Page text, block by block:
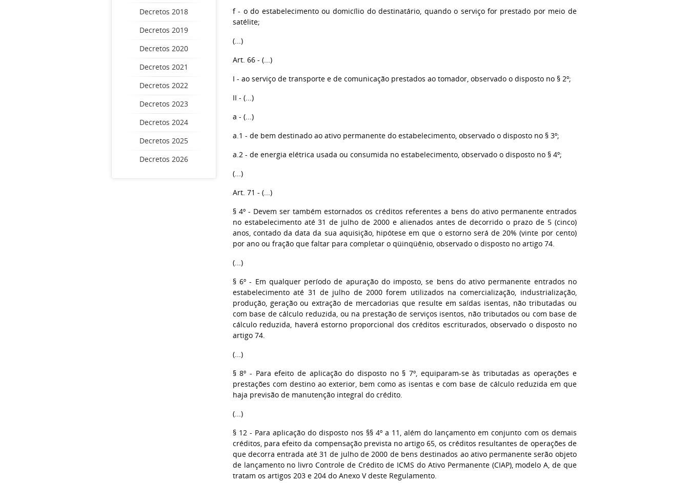
Decretos 2018
Decretos 2019
Decretos 2020
Decretos 2021
Decretos 2022
Decretos 2023
Decretos 2024
Decretos 2025
Decretos 2026
f - o do estabelecimento ou domicílio do destinatário, quando o serviço for prestado por meio de
satélite;
(...)
Art. 66 - (...)
I - ao serviço de transporte e de comunicação prestados ao tomador, observado o disposto no § 2º;
II - (...)
a - (...)
a.1 - de bem destinado ao ativo permanente do estabelecimento, observado o disposto no § 3º;
a.2 - de energia elétrica usada ou consumida no estabelecimento, observado o disposto no § 4º;
(...)
Art. 71 - (...)
§ 4º - Devem ser também estornados os créditos referentes a bens do ativo permanente entrados
no estabelecimento até 31 de julho de 2000 e alienados antes de decorrido o prazo de 5 (cinco)
anos, contado da data da sua aquisição, hipótese em que o estorno será de 20% (vinte por cento)
por ano ou fração que faltar para completar o qüinqüênio, observado o disposto no artigo 74.
(...)
§ 6º - Em qualquer período de apuração do imposto, se bens do ativo permanente entrados no
estabelecimento até 31 de julho de 2000 forem utilizados na comercialização, industrialização,
produção, geração ou extração de mercadorias que resulte em saídas isentas, não tributadas ou
com base de cálculo reduzida, ou na prestação de serviços isentos, não tributados ou com base de
cálculo reduzida, haverá estorno proporcional dos créditos escriturados, observado o disposto no
artigo 74.
(...)
§ 8º - Para efeito de aplicação do disposto no § 7º, equiparam-se às tributadas as operações e
prestações com destino ao exterior, bem como as isentas e com base de cálculo reduzida em que
haja previsão de manutenção integral do crédito.
(...)
§ 12 - Para aplicação do disposto nos §§ 4º a 11, além do lançamento em conjunto com os demais
créditos, para efeito da compensação prevista no artigo 65, os créditos resultantes de operações de
que decorra entrada até 31 de julho de 2000 de bens destinados ao ativo permanente serão objeto
de lançamento no livro Controle de Crédito de ICMS do Ativo Permanente (CIAP), modelo A, de que
tratam os artigos 203 e 204 do Anexo V deste Regulamento.